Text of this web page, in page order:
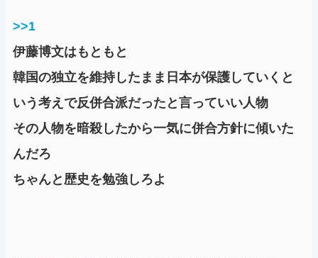
>>1
伊藤博文はもともと
韓国の独立を維持したまま日本が保護していくと
いう考えで反併合派だったと言っていい人物
その人物を暗殺したから一気に併合方針に傾いた
んだろ
ちゃんと歴史を勉強しろよ